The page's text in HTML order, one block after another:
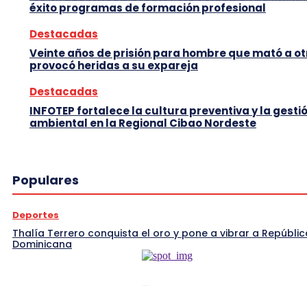
éxito programas de formación profesional
Destacadas
Veinte años de prisión para hombre que mató a
provocó heridas a su expareja
Destacadas
INFOTEP fortalece la cultura preventiva y la
ambiental en la Regional Cibao Nordeste
Populares
Deportes
Thalía Terrero conquista el oro y pone a vibrar a
Dominicana